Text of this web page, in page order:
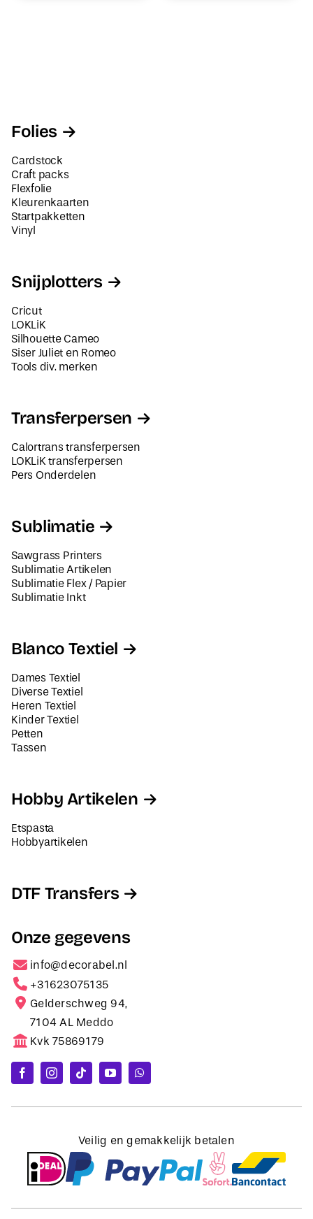
Folies
Cardstock
Craft packs
Flexfolie
Kleurenkaarten
Startpakketten
Vinyl
Snijplotters
Cricut
LOKLiK
Silhouette Cameo
Siser Juliet en Romeo
Tools div. merken
Transferpersen
Calortrans transferpersen
LOKLiK transferpersen
Pers Onderdelen
Sublimatie
Sawgrass Printers
Sublimatie Artikelen
Sublimatie Flex / Papier
Sublimatie Inkt
Blanco Textiel
Dames Textiel
Diverse Textiel
Heren Textiel
Kinder Textiel
Petten
Tassen
Hobby Artikelen
Etspasta
Hobbyartikelen
DTF Transfers
Onze gegevens
info@decorabel.nl
+31623075135
Gelderschweg 94,
7104 AL Meddo
Kvk 75869179
Veilig en gemakkelijk betalen